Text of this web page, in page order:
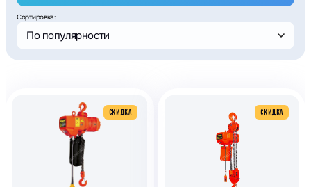
Сортировка:
По популярности
CКИДКА CКИДКА